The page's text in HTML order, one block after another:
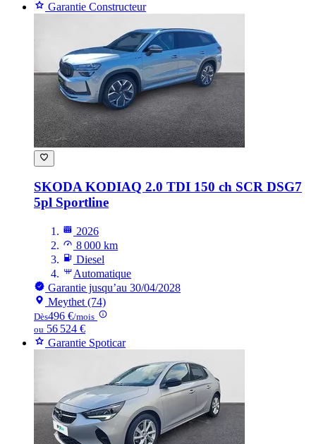
Garantie Constructeur
SKODA KODIAQ 2.0 TDI 150 ch SCR DSG7
5pl Sportline
2026
8 000 km
Diesel
Automatique
Garantie jusqu’au 30/04/2028
Meythet (74)
Dès496 €/mois
ou 56 524 €
Garantie Spoticar